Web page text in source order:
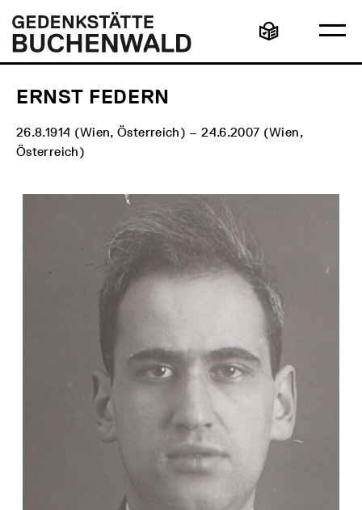
zum
Inhalt
Gedenkstätte
Buchenwald
Leichte
Sprache
ERNST FEDERN
26.8.1914 (Wien, Österreich) – 24.6.2007 (Wien,
Österreich)